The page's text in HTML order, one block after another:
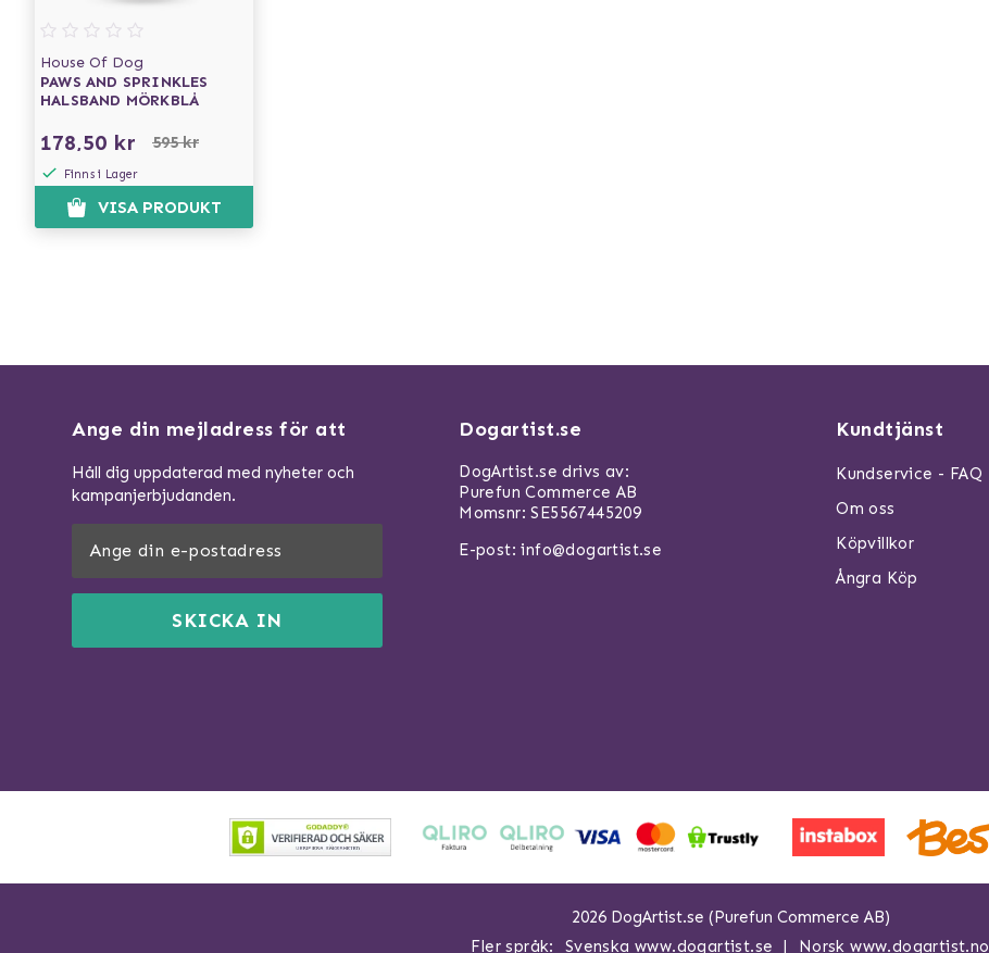
House Of Dog
PAWS AND SPRINKLES
HALSBAND MÖRKBLÅ
178,50 kr 595 kr
Finns i Lager
VISA PRODUKT
Ange din mejladress för att
Håll dig uppdaterad med nyheter och
kampanjerbjudanden.
SKICKA IN
Dogartist.se
DogArtist.se drivs av:
Purefun Commerce AB
Momsnr: SE5567445209
E-post:info@dogartist.se
Kundtjänst
Kundservice - FAQ
Om oss
Köpvillkor
Ångra Köp
2026 DogArtist.se (Purefun Commerce AB)
Fler språk:
Svenska www.dogartist.se Norsk www.dogartist.no